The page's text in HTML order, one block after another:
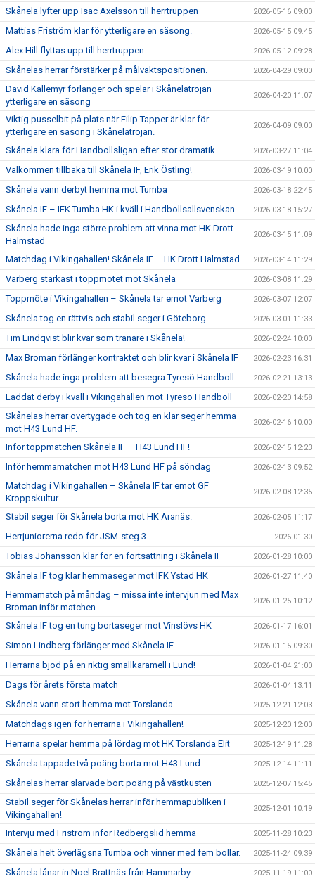
Skånela lyfter upp Isac Axelsson till herrtruppen 2026-05-16 09:00
Mattias Friström klar för ytterligare en säsong. 2026-05-15 09:45
Alex Hill flyttas upp till herrtruppen 2026-05-12 09:28
Skånelas herrar förstärker på målvaktspositionen. 2026-04-29 09:00
David Källemyr förlänger och spelar i Skånelatröjan
ytterligare en säsong
2026-04-20 11:07
Viktig pusselbit på plats när Filip Tapper är klar för
ytterligare en säsong i Skånelatröjan.
2026-04-09 09:00
Skånela klara för Handbollsligan efter stor dramatik 2026-03-27 11:04
Välkommen tillbaka till Skånela IF, Erik Östling! 2026-03-19 10:00
Skånela vann derbyt hemma mot Tumba 2026-03-18 22:45
Skånela IF – IFK Tumba HK i kväll i Handbollsallsvenskan 2026-03-18 15:27
Skånela hade inga större problem att vinna mot HK Drott
Halmstad
2026-03-15 11:09
Matchdag i Vikingahallen! Skånela IF – HK Drott Halmstad 2026-03-14 11:29
Varberg starkast i toppmötet mot Skånela 2026-03-08 11:29
Toppmöte i Vikingahallen – Skånela tar emot Varberg 2026-03-07 12:07
Skånela tog en rättvis och stabil seger i Göteborg 2026-03-01 11:33
Tim Lindqvist blir kvar som tränare i Skånela! 2026-02-24 10:00
Max Broman förlänger kontraktet och blir kvar i Skånela IF 2026-02-23 16:31
Skånela hade inga problem att besegra Tyresö Handboll 2026-02-21 13:13
Laddat derby i kväll i Vikingahallen mot Tyresö Handboll 2026-02-20 14:58
Skånelas herrar övertygade och tog en klar seger hemma
mot H43 Lund HF.
2026-02-16 10:00
Inför toppmatchen Skånela IF – H43 Lund HF! 2026-02-15 12:23
Inför hemmamatchen mot H43 Lund HF på söndag 2026-02-13 09:52
Matchdag i Vikingahallen – Skånela IF tar emot GF
Kroppskultur
2026-02-08 12:35
Stabil seger för Skånela borta mot HK Aranäs. 2026-02-05 11:17
Herrjuniorerna redo för JSM-steg 3 2026-01-30
Tobias Johansson klar för en fortsättning i Skånela IF 2026-01-28 10:00
Skånela IF tog klar hemmaseger mot IFK Ystad HK 2026-01-27 11:40
Hemmamatch på måndag – missa inte intervjun med Max
Broman inför matchen
2026-01-25 10:12
Skånela IF tog en tung bortaseger mot Vinslövs HK 2026-01-17 16:01
Simon Lindberg förlänger med Skånela IF 2026-01-15 09:30
Herrarna bjöd på en riktig smällkaramell i Lund! 2026-01-04 21:00
Dags för årets första match 2026-01-04 13:11
Skånela vann stort hemma mot Torslanda 2025-12-21 12:03
Matchdags igen för herrarna i Vikingahallen! 2025-12-20 12:00
Herrarna spelar hemma på lördag mot HK Torslanda Elit 2025-12-19 11:28
Skånela tappade två poäng borta mot H43 Lund 2025-12-14 11:11
Skånelas herrar slarvade bort poäng på västkusten 2025-12-07 15:45
Stabil seger för Skånelas herrar inför hemmapubliken i
Vikingahallen!
2025-12-01 10:19
Intervju med Friström inför Redbergslid hemma 2025-11-28 10:23
Skånela helt överlägsna Tumba och vinner med fem bollar. 2025-11-24 09:39
Skånela lånar in Noel Brattnäs från Hammarby 2025-11-19 11:00